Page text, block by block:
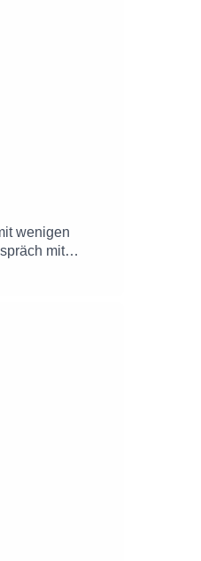
wenigen
mit
in die USA,